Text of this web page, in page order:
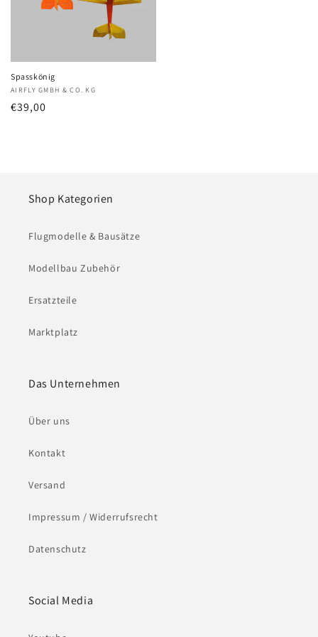
Spasskönig
Anbieter:
AIRFLY GMBH & CO. KG
Normaler
€39,00
Shop Kategorien
Flugmodelle & Bausätze
Modellbau Zubehör
Ersatzteile
Marktplatz
Das Unternehmen
Über uns
Kontakt
Versand
Impressum / Widerrufsrecht
Datenschutz
Social Media